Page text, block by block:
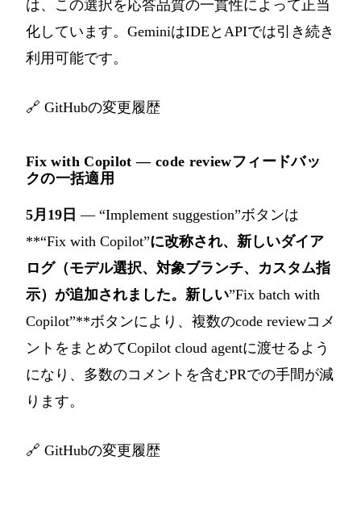
は、この選択を応答品質の一貫性によって正当
化しています。GeminiはIDEとAPIでは引き続き
利用可能です。
🔗 GitHubの変更履歴
Fix with Copilot — code reviewフィードバッ
クの一括適用
5月19日 — “Implement suggestion”ボタンは
**“Fix with Copilot”に改称され、新しいダイア
ログ（モデル選択、対象ブランチ、カスタム指
示）が追加されました。新しい”Fix batch with
Copilot”**ボタンにより、複数のcode reviewコメ
ントをまとめてCopilot cloud agentに渡せるよう
になり、多数のコメントを含むPRでの手間が減
ります。
🔗 GitHubの変更履歴